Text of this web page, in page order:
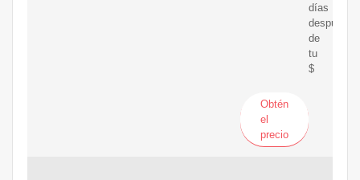
días
después
de
tu
$
Obtén
el
precio